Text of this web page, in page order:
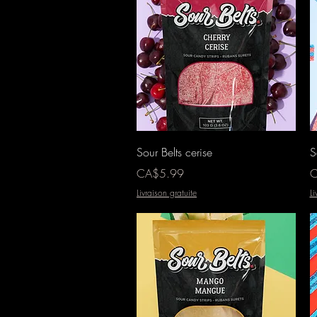
Aperçu rapide
Sour Belts cerise
Prix
CA$5.99
Livraison gratuite